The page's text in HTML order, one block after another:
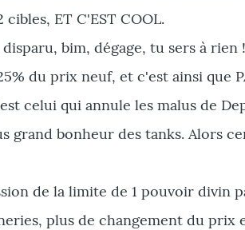
ET C'EST COOL.
bim, dégage, tu sers à rien !
du prix neuf, et c'est ainsi que
celui qui annule les malus de
grand bonheur des tanks. Alors
de la limite de 1 pouvoir divin
plus de changement du